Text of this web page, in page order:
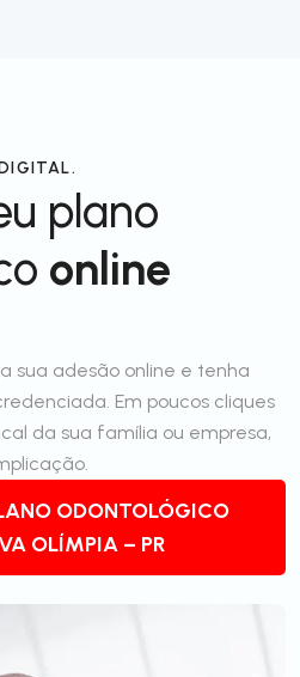
plano
online
sua adesão online e tenha
Em poucos cliques
da sua família ou empresa,
ODONTOLÓGICO
OLÍMPIA – PR